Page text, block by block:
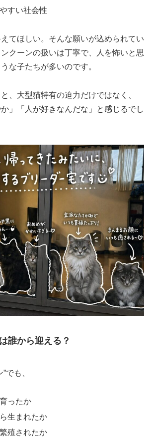
すい社会性
てほしい。そんな願いが込められてい
クーンの扱いは丁寧で、人を怖いと思
な子たちが多いのです。
、大型猫特有の迫力だけではなく、
か」「人が好きなんだな」と感じるでし
誰から迎える？
でも、
ったか
生まれたか
殖されたか